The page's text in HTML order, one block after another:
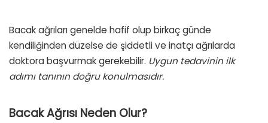
Bacak ağrıları genelde hafif olup birkaç günde
kendiliğinden düzelse de şiddetli ve inatçı ağrılarda
doktora başvurmak gerekebilir. Uygun tedavinin ilk
adımı tanının doğru konulmasıdır.
Bacak Ağrısı Neden Olur?